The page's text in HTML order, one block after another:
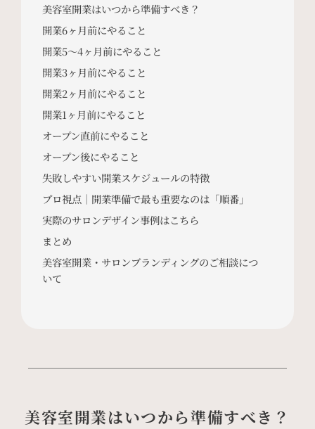
美容室開業はいつから準備すべき？
開業6ヶ月前にやること
開業5〜4ヶ月前にやること
開業3ヶ月前にやること
開業2ヶ月前にやること
開業1ヶ月前にやること
オープン直前にやること
オープン後にやること
失敗しやすい開業スケジュールの特徴
プロ視点｜開業準備で最も重要なのは「順番」
実際のサロンデザイン事例はこちら
まとめ
美容室開業・サロンブランディングのご相談につ
いて
美容室開業はいつから準備すべき？